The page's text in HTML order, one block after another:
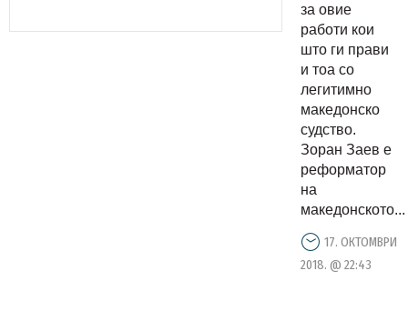
со
човечки
животи
за овие
работи кои
што ги прави
и тоа со
легитимно
македонско
судство.
Зоран Заев е
реформатор
на
македонското...
17. ОКТОМВРИ
2018. @ 22:43